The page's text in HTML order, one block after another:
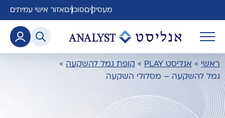
מעסיקים סוכנים אזור אישי עמיתים
ראשי > אנליסט PLAY > קופת גמל להשקעה >
גמל להשקעה – מסלולי השקעה